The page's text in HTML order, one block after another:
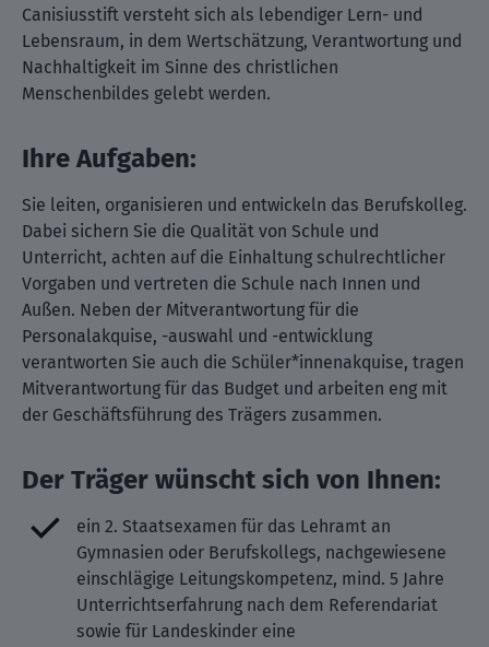
Canisiusstift versteht sich als lebendiger Lern- und
Lebensraum, in dem Wertschätzung, Verantwortung und
Nachhaltigkeit im Sinne des christlichen
Menschenbildes gelebt werden.
Ihre Aufgaben:
Sie leiten, organisieren und entwickeln das Berufskolleg.
Dabei sichern Sie die Qualität von Schule und
Unterricht, achten auf die Einhaltung schulrechtlicher
Vorgaben und vertreten die Schule nach Innen und
Außen. Neben der Mitverantwortung für die
Personalakquise, -auswahl und -entwicklung
verantworten Sie auch die Schüler*innenakquise, tragen
Mitverantwortung für das Budget und arbeiten eng mit
der Geschäftsführung des Trägers zusammen.
Der Träger wünscht sich von Ihnen:
ein 2. Staatsexamen für das Lehramt an
Gymnasien oder Berufskollegs, nachgewiesene
einschlägige Leitungskompetenz, mind. 5 Jahre
Unterrichtserfahrung nach dem Referendariat
sowie für Landeskinder eine